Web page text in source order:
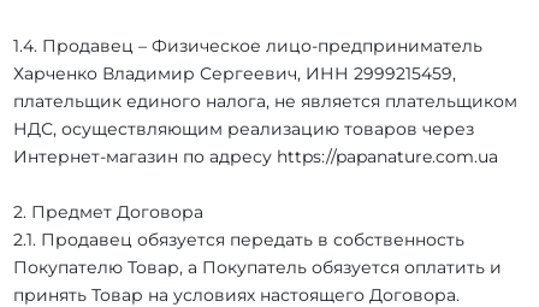
1.4. Продавец – Физическое лицо-предприниматель
Харченко Владимир Сергеевич, ИНН 2999215459,
плательщик единого налога, не является плательщиком
НДС, осуществляющим реализацию товаров через
Интернет-магазин по адресу https://papanature.com.ua
2. Предмет Договора
2.1. Продавец обязуется передать в собственность
Покупателю Товар, а Покупатель обязуется оплатить и
принять Товар на условиях настоящего Договора.